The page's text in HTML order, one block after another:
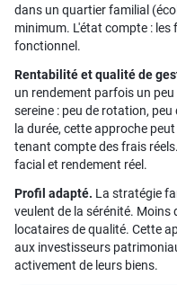
dans un quartier familial
minimum. L'état compte :
fonctionnel.
Rentabilité et qualité de
un rendement parfois un
sereine : peu de rotation,
la durée, cette approche
tenant compte des frais
facial et rendement réel.
Profil adapté. La stratégie
veulent de la sérénité. Moins
locataires de qualité. Cette
aux investisseurs
activement de leurs biens.